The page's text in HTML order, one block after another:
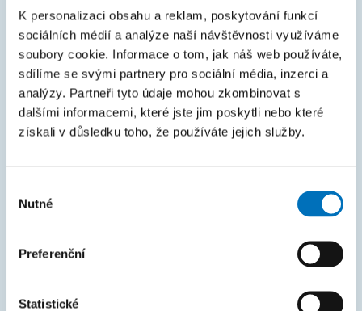
K personalizaci obsahu a reklam, poskytování funkcí
sociálních médií a analýze naší návštěvnosti využíváme
soubory cookie. Informace o tom, jak náš web používáte,
sdílíme se svými partnery pro sociální média, inzerci a
analýzy. Partneři tyto údaje mohou zkombinovat s
dalšími informacemi, které jste jim poskytli nebo které
získali v důsledku toho, že používáte jejich služby.
souhlasu
Nutné
Preferenční
Statistické
Rozcestník systémů
KOS
Courses
Intranet
Uchazeči
Spolupráce